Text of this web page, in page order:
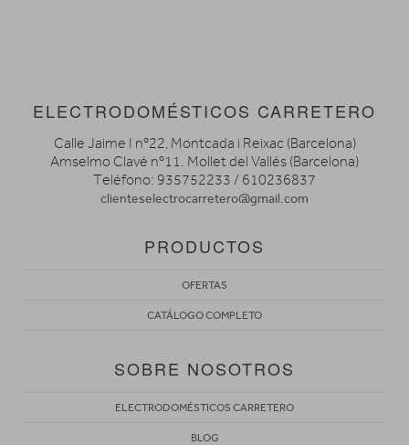
ELECTRODOMÉSTICOS CARRETERO
Calle Jaime I nº22, Montcada i Reixac (Barcelona)
Amselmo Clavé nº11. Mollet del Vallés (Barcelona)
Teléfono: 935752233 / 610236837
clienteselectrocarretero@gmail.com
PRODUCTOS
OFERTAS
CATÁLOGO COMPLETO
SOBRE NOSOTROS
ELECTRODOMÉSTICOS CARRETERO
BLOG